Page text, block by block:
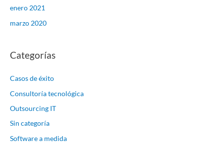
enero 2021
marzo 2020
Categorías
Casos de éxito
Consultoría tecnológica
Outsourcing IT
Sin categoría
Software a medida